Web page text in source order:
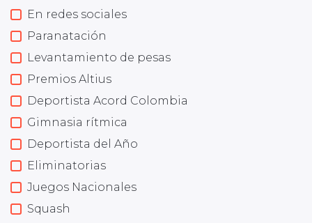
En redes sociales
Paranatación
Levantamiento de pesas
Premios Altius
Deportista Acord Colombia
Gimnasia rítmica
Deportista del Año
Eliminatorias
Juegos Nacionales
Squash